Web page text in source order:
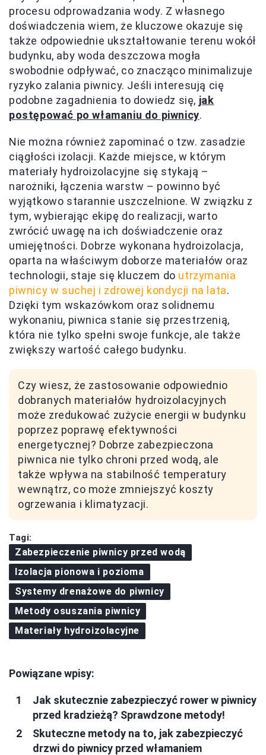
procesu odprowadzania wody. Z własnego
doświadczenia wiem, że kluczowe okazuje się
także odpowiednie ukształtowanie terenu wokół
budynku, aby woda deszczowa mogła
swobodnie odpływać, co znacząco minimalizuje
ryzyko zalania piwnicy. Jeśli interesują cię
podobne zagadnienia to dowiedz się, jak
postępować po włamaniu do piwnicy.
Nie można również zapominać o tzw. zasadzie
ciągłości izolacji. Każde miejsce, w którym
materiały hydroizolacyjne się stykają –
narożniki, łączenia warstw – powinno być
wyjątkowo starannie uszczelnione. W związku z
tym, wybierając ekipę do realizacji, warto
zwrócić uwagę na ich doświadczenie oraz
umiejętności. Dobrze wykonana hydroizolacja,
oparta na właściwym doborze materiałów oraz
technologii, staje się kluczem do utrzymania
piwnicy w suchej i zdrowej kondycji na lata.
Dzięki tym wskazówkom oraz solidnemu
wykonaniu, piwnica stanie się przestrzenią,
która nie tylko spełni swoje funkcje, ale także
zwiększy wartość całego budynku.
Czy wiesz, że zastosowanie odpowiednio
dobranych materiałów hydroizolacyjnych
może zredukować zużycie energii w budynku
poprzez poprawę efektywności
energetycznej? Dobrze zabezpieczona
piwnica nie tylko chroni przed wodą, ale
także wpływa na stabilność temperatury
wewnątrz, co może zmniejszyć koszty
ogrzewania i klimatyzacji.
Tagi:
Zabezpieczenie piwnicy przed wodą
Izolacja pionowa i pozioma
Systemy drenażowe do piwnicy
Metody osuszania piwnicy
Materiały hydroizolacyjne
Powiązane wpisy:
Jak skutecznie zabezpieczyć rower w piwnicy
przed kradzieżą? Sprawdzone metody!
Skuteczne metody na to, jak zabezpieczyć
drzwi do piwnicy przed włamaniem